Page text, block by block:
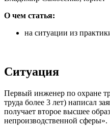
О чем статья:
на ситуации из
Ситуация
Первый инженер по охране
труда более 3 лет) написал
получает второе высшее
непроизводственной сферы».